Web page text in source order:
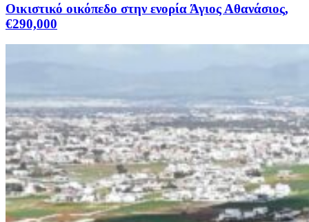
Οικιστικό οικόπεδο στην ενορία Άγιος Αθανάσιος,
€290,000